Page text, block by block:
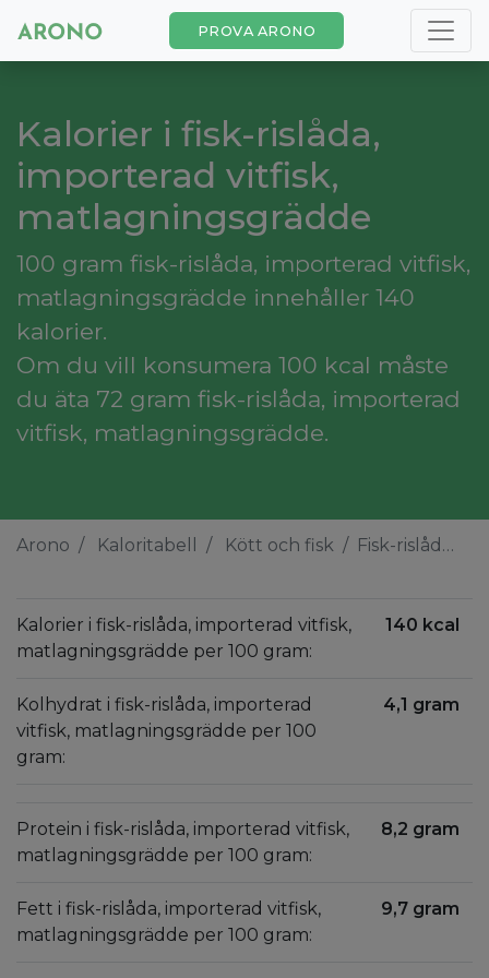
PROVA ARONO
Kalorier i fisk-rislåda,
importerad vitfisk,
matlagningsgrädde
100 gram fisk-rislåda, importerad vitfisk,
matlagningsgrädde innehåller 140
kalorier.
Om du vill konsumera 100 kcal måste
du äta 72 gram fisk-rislåda, importerad
vitfisk, matlagningsgrädde.
Arono Kaloritabell Kött och fisk Fisk-rislåda, importerad vitfisk, matlagningsgrädde
Kalorier i fisk-rislåda, importerad vitfisk,
matlagningsgrädde per 100 gram:
140 kcal
Kolhydrat i fisk-rislåda, importerad
vitfisk, matlagningsgrädde per 100
gram:
4,1 gram
Protein i fisk-rislåda, importerad vitfisk,
matlagningsgrädde per 100 gram:
8,2 gram
Fett i fisk-rislåda, importerad vitfisk,
matlagningsgrädde per 100 gram:
9,7 gram